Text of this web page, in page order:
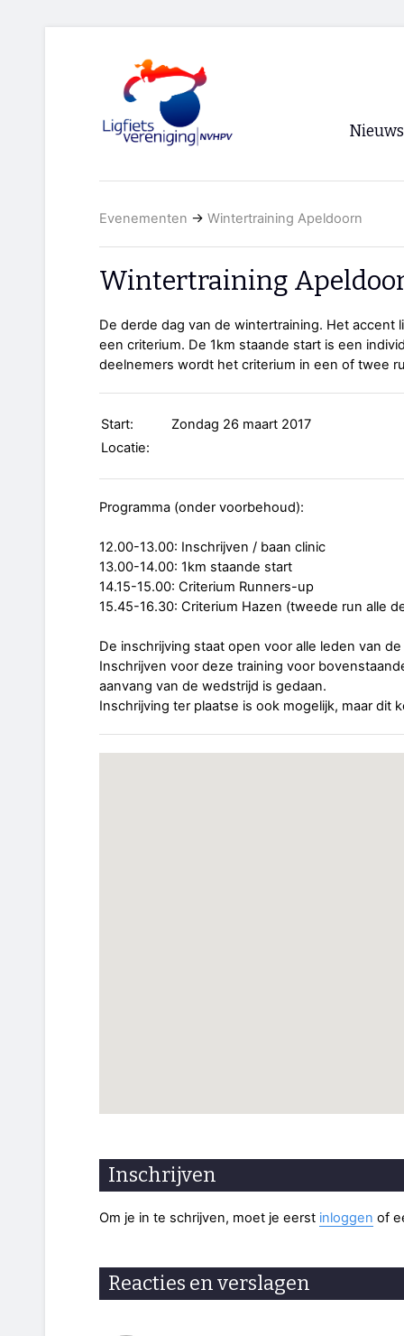
Nieuws
Evenementen → Wintertraining Apeldoorn
Wintertraining
De derde dag van de wintertraining. Het accent
een criterium. De 1km staande start is een
deelnemers wordt het criterium in een of twee
Start:
Zondag 26 maart 2017
Locatie:
Programma (onder voorbehoud):
12.00-13.00: Inschrijven / baan clinic
13.00-14.00: 1km staande start
14.15-15.00: Criterium Runners-up
15.45-16.30: Criterium Hazen (tweede run alle
De inschrijving staat open voor alle leden van
Inschrijven voor deze training voor
aanvang van de wedstrijd is gedaan.
Inschrijving ter plaatse is ook mogelijk, maar dit
Inschrijven
Om je in te schrijven, moet je eerst inloggen of
Reacties en verslagen